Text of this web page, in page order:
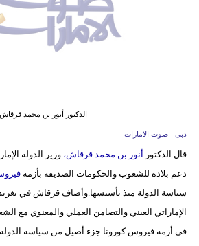
الدكتور أنور بن محمد قرقاش
دبى - صوت الامارات
قال الدكتور أنور بن محمد قرقاش، وزير الدولة
دعم بلاده للشعوب والحكومات الصديقة بأزمة
سياسة الدولة منذ تأسيسها.وأضاف قرقاش في
الإماراتي العيني والتضامن العملي والمعنوي مع
في أزمة فيروس كورونا جزء أصيل من سياسة